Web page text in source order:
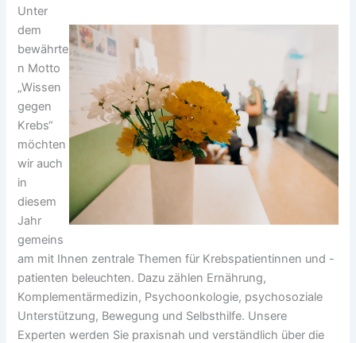
Unter
dem
bewährte
n Motto
„Wissen
gegen
Krebs“
möchten
wir auch
in
diesem
Jahr
gemeins
am mit Ihnen zentrale Themen für Krebspatientinnen und -
patienten beleuchten. Dazu zählen Ernährung,
Komplementärmedizin, Psychoonkologie, psychosoziale
Unterstützung, Bewegung und Selbsthilfe. Unsere
Experten werden Sie praxisnah und verständlich über die